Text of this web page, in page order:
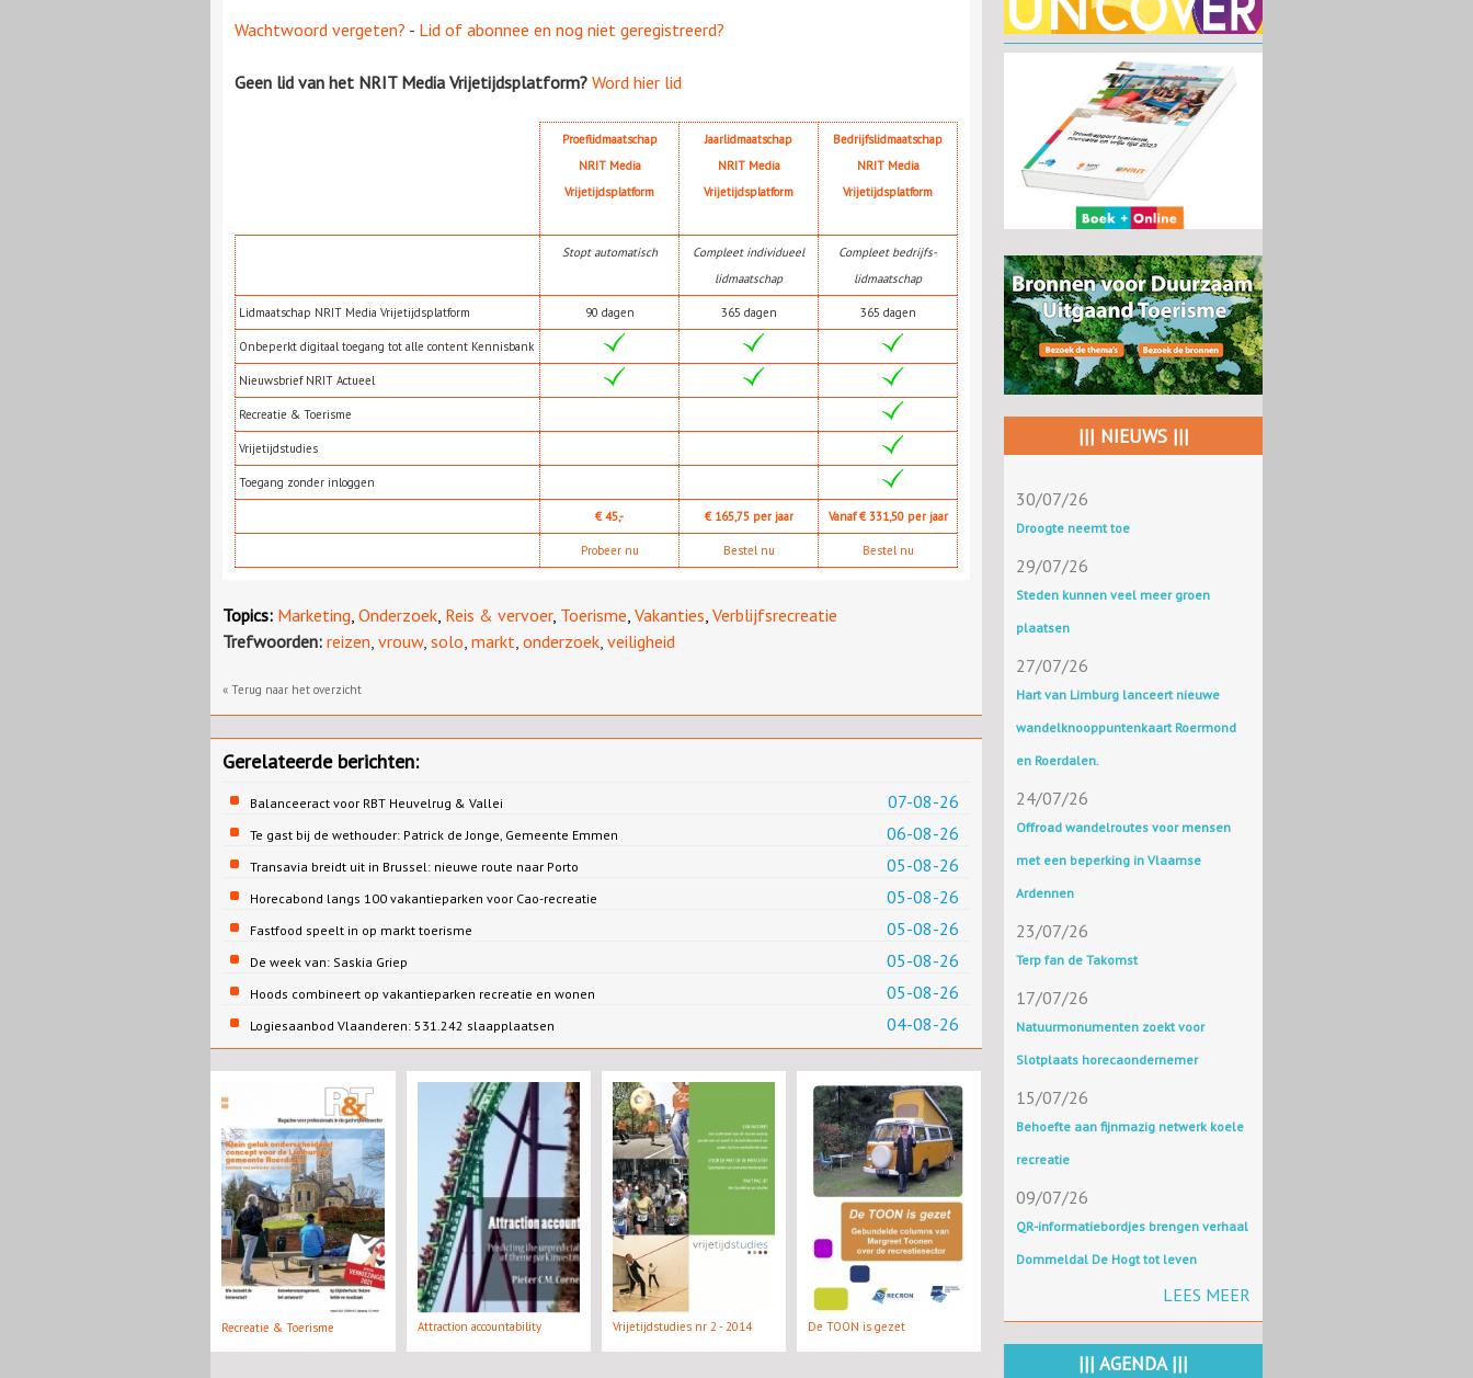
Wachtwoord vergeten? - Lid of abonnee en nog niet geregistreerd?
Geen lid van het NRIT Media Vrijetijdsplatform? Word hier lid
Proeflidmaatschap
NRIT Media
Vrijetijdsplatform
Jaarlidmaatschap
NRIT Media
Vrijetijdsplatform
Bedrijfslidmaatschap
NRIT Media
Vrijetijdsplatform
Stopt automatisch
Compleet individueel
lidmaatschap
Compleet bedrijfs-
lidmaatschap
Lidmaatschap NRIT Media Vrijetijdsplatform 90 dagen 365 dagen 365 dagen
Onbeperkt digitaal toegang tot alle content Kennisbank
Nieuwsbrief NRIT Actueel
Recreatie & Toerisme
Vrijetijdstudies
Toegang zonder inloggen
€ 45,- € 165,75 per jaar Vanaf € 331,50 per jaar
Probeer nu Bestel nu Bestel nu
Topics: Marketing Onderzoek Reis & vervoer, Toerisme Vakanties Verblijfsrecreatie
Trefwoorden: reizen vrouw, solo markt onderzoek veiligheid
« Terug naar het overzicht
Gerelateerde berichten:
07-08-26
Balanceeract voor RBT Heuvelrug & Vallei
06-08-26
Te gast bij de wethouder: Patrick de Jonge, Gemeente Emmen
05-08-26
Transavia breidt uit in Brussel: nieuwe route naar Porto
05-08-26
Horecabond langs 100 vakantieparken voor Cao-recreatie
05-08-26
Fastfood speelt in op markt toerisme
05-08-26
De week van: Saskia Griep
05-08-26
Hoods combineert op vakantieparken recreatie en wonen
04-08-26
Logiesaanbod Vlaanderen: 531.242 slaapplaatsen
Recreatie & Toerisme Attraction accountability Vrijetijdstudies nr 2 - 2014 De TOON is gezet
||| NIEUWS |||
30/07/26
Droogte neemt toe
29/07/26
Steden kunnen veel meer groen
plaatsen
27/07/26
Hart van Limburg lanceert nieuwe
wandelknooppuntenkaart Roermond
en Roerdalen.
24/07/26
Offroad wandelroutes voor mensen
met een beperking in Vlaamse
Ardennen
23/07/26
Terp fan de Takomst
17/07/26
Natuurmonumenten zoekt voor
Slotplaats horecaondernemer
15/07/26
Behoefte aan fijnmazig netwerk koele
recreatie
09/07/26
QR-informatiebordjes brengen verhaal
Dommeldal De Hogt tot leven
LEES MEER
||| AGENDA |||